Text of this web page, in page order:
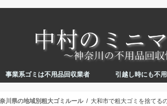
事業系ゴミは不用品回収業者 引越し時にも不
川県の地域別粗大ゴミルール 大和市で粗大ゴミを捨てる